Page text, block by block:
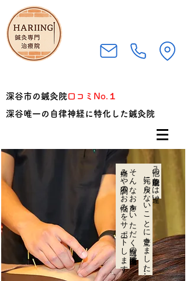
深谷市の鍼灸院 口コミNo.１
深谷唯一の自律神経に特化した鍼灸院
​そんなお声をいただく当院の鍼灸治療で
​痛みや不調のお悩みをサポートします 『他の治療院とは違い
元に戻らないことに驚きました…』